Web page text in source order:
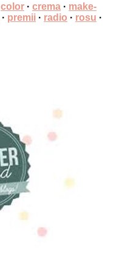
color · crema · make-
· premii · radio · rosu ·